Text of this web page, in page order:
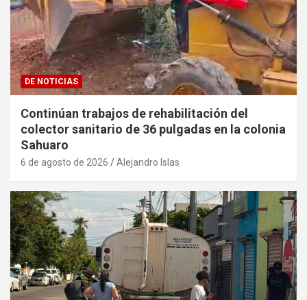
DE NOTICIAS
Continúan trabajos de rehabilitación del
colector sanitario de 36 pulgadas en la colonia
Sahuaro
6 de agosto de 2026 Alejandro Islas